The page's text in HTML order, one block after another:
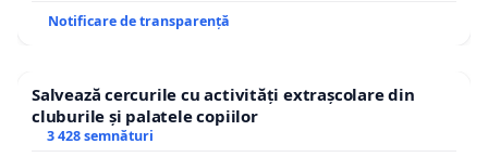
Notificare de transparență
Salvează cercurile cu activități extrașcolare din
cluburile și palatele copiilor
3 428 semnături